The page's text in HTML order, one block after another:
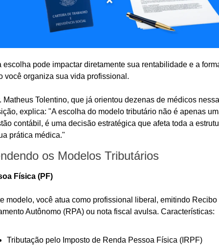
escolha pode impactar diretamente sua rentabilidade e a
você organiza sua vida profissional.
Matheus Tolentino, que já orientou dezenas de médicos nessa
explica: "A escolha do modelo tributário não é apenas
contábil, é uma decisão estratégica que afeta toda a
prática médica."
os Modelos Tributários
Física (PF)
modelo, você atua como profissional liberal, emitindo Recibo
Autônomo (RPA) ou nota fiscal avulsa. Características:
Tributação pelo Imposto de Renda Pessoa Física (IRPF)